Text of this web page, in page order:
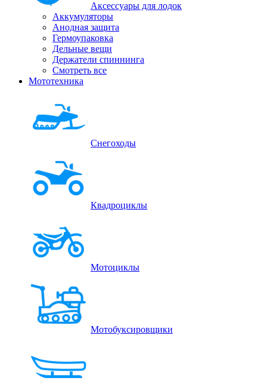
Аксессуары для лодок
Аккумуляторы
Анодная защита
Гермоупаковка
Дельные вещи
Держатели спиннинга
Смотреть все
Мототехника
Снегоходы
Квадроциклы
Мотоциклы
Мотобуксировщики